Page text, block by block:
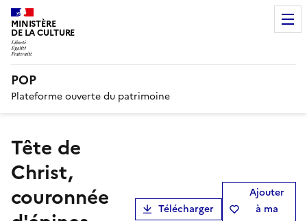
MINISTÈRE
DE LA CULTURE
POP
Plateforme ouverte du patrimoine
Tête de
Christ,
couronnée
Télécharger
Ajouter
à ma